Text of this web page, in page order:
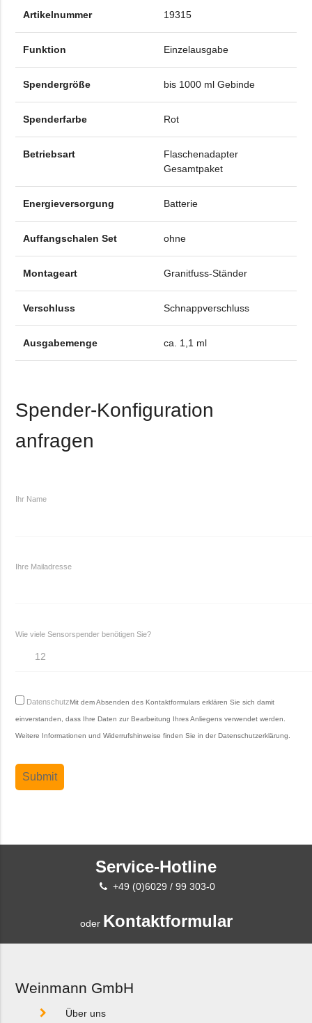
Artikelnummer 19315
Funktion Einzelausgabe
Spendergröße bis 1000 ml Gebinde
Spenderfarbe Rot
Betriebsart
Flaschenadapter
Gesamtpaket
Energieversorgung Batterie
Auffangschalen Set ohne
Montageart Granitfuss-Ständer
Verschluss Schnappverschluss
Ausgabemenge ca. 1,1 ml
Spender-Konfiguration
anfragen
Ihr Name
Ihre Mailadresse
Wie viele Sensorspender benötigen Sie?
DatenschutzMit dem Absenden des Kontaktformulars erklären Sie sich damit
einverstanden, dass Ihre Daten zur Bearbeitung Ihres Anliegens verwendet werden.
Weitere Informationen und Widerrufshinweise finden Sie in derDatenschutzerklärung
Service-Hotline
+49 (0)6029 / 99 303-0
oder Kontaktformular
Weinmann GmbH
Über uns